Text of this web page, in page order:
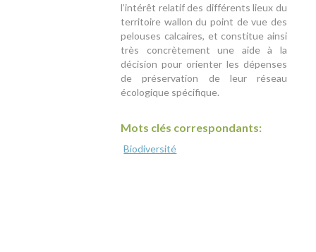
l’intérêt relatif des différents lieux du
territoire wallon du point de vue des
pelouses calcaires, et constitue ainsi
très concrètement une aide à la
décision pour orienter les dépenses
de préservation de leur réseau
écologique spécifique.
Mots clés correspondants:
Biodiversité